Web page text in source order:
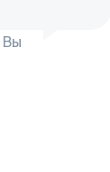
Вы